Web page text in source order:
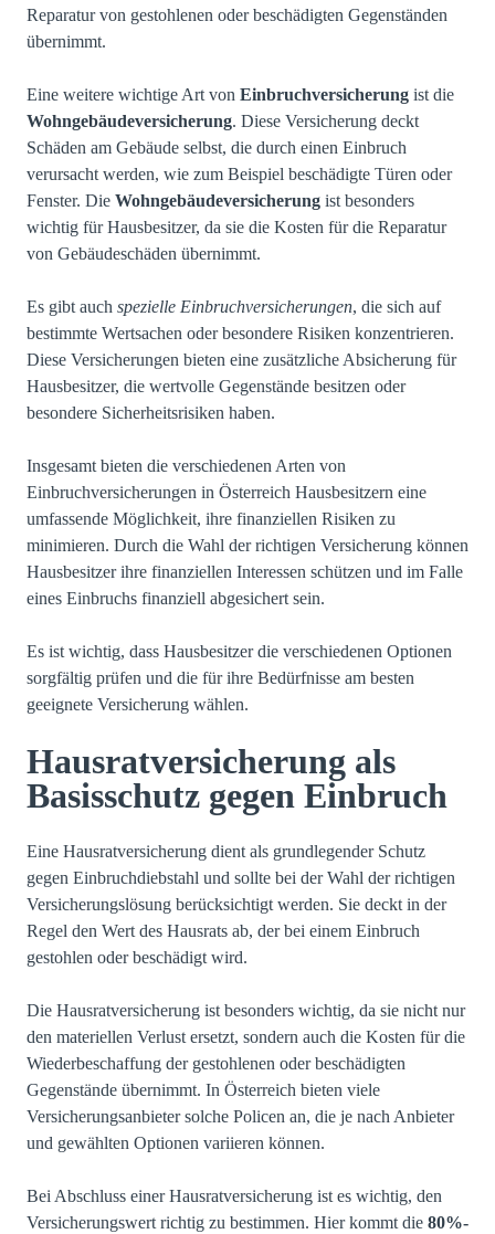
Reparatur von gestohlenen oder beschädigten Gegenständen
übernimmt.
Eine weitere wichtige Art von Einbruchversicherung ist die
Wohngebäudeversicherung. Diese Versicherung deckt
Schäden am Gebäude selbst, die durch einen Einbruch
verursacht werden, wie zum Beispiel beschädigte Türen oder
Fenster. Die Wohngebäudeversicherung ist besonders
wichtig für Hausbesitzer, da sie die Kosten für die Reparatur
von Gebäudeschäden übernimmt.
Es gibt auch spezielle Einbruchversicherungen, die sich auf
bestimmte Wertsachen oder besondere Risiken konzentrieren.
Diese Versicherungen bieten eine zusätzliche Absicherung für
Hausbesitzer, die wertvolle Gegenstände besitzen oder
besondere Sicherheitsrisiken haben.
Insgesamt bieten die verschiedenen Arten von
Einbruchversicherungen in Österreich Hausbesitzern eine
umfassende Möglichkeit, ihre finanziellen Risiken zu
minimieren. Durch die Wahl der richtigen Versicherung können
Hausbesitzer ihre finanziellen Interessen schützen und im Falle
eines Einbruchs finanziell abgesichert sein.
Es ist wichtig, dass Hausbesitzer die verschiedenen Optionen
sorgfältig prüfen und die für ihre Bedürfnisse am besten
geeignete Versicherung wählen.
Hausratversicherung als
Basisschutz gegen Einbruch
Eine Hausratversicherung dient als grundlegender Schutz
gegen Einbruchdiebstahl und sollte bei der Wahl der richtigen
Versicherungslösung berücksichtigt werden. Sie deckt in der
Regel den Wert des Hausrats ab, der bei einem Einbruch
gestohlen oder beschädigt wird.
Die Hausratversicherung ist besonders wichtig, da sie nicht nur
den materiellen Verlust ersetzt, sondern auch die Kosten für die
Wiederbeschaffung der gestohlenen oder beschädigten
Gegenstände übernimmt. In Österreich bieten viele
Versicherungsanbieter solche Policen an, die je nach Anbieter
und gewählten Optionen variieren können.
Bei Abschluss einer Hausratversicherung ist es wichtig, den
Versicherungswert richtig zu bestimmen. Hier kommt die 80%-